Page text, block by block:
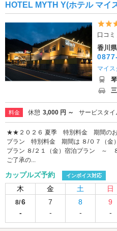
HOTEL MYTH Y(ホテル マイ
口コミ
香川
マイ
料金 休憩 3,000 円 ～ サービスタイ
★★２０２６ 夏季 特別料金 期間の
プラン 特別料金 期間は ８/０７（
プラン ８/２１（金）宿泊プラン ～
ご了承の...
カップルズ予約 インボイス対応
木 金 土 日
8/6
-
7
-
8
-
9
-